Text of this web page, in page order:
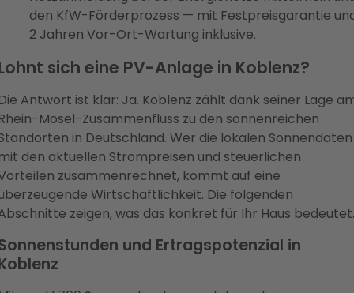
den KfW-Förderprozess — mit Festpreisgarantie
2 Jahren Vor-Ort-Wartung inklusive.
sich eine PV-Anlage in Koblenz?
Antwort ist klar: Ja. Koblenz zählt dank seiner Lage
Mosel-Zusammenfluss zu den sonnenreichen
in Deutschland. Wer die lokalen Sonnendaten
den aktuellen Strompreisen und steuerlichen
zusammenrechnet, kommt auf eine
Wirtschaftlichkeit. Die folgenden
zeigen, was das konkret für Ihr Haus bedeutet.
und Ertragspotenzial in